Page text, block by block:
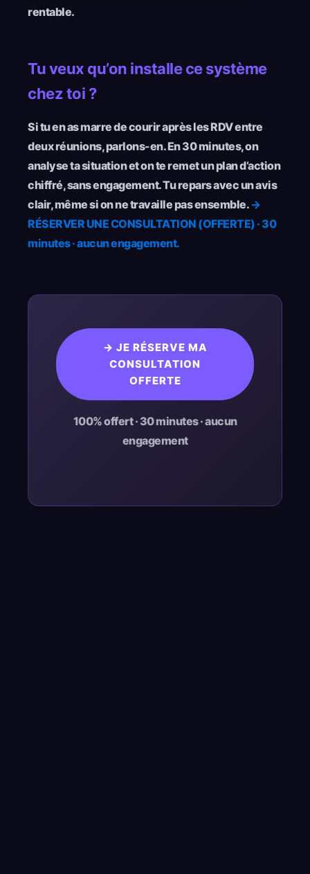
rentable.
Tu veux qu’on installe ce système
chez toi ?
Si tu en as marre de courir après les RDV entre
deux réunions, parlons-en. En 30 minutes, on
analyse ta situation et on te remet un plan d’action
chiffré, sans engagement. Tu repars avec un avis
clair, même si on ne travaille pas ensemble. →
RÉSERVER UNE CONSULTATION (OFFERTE) · 30
minutes · aucun engagement.
→ JE RÉSERVE MA
CONSULTATION
OFFERTE
100% offert · 30 minutes · aucun
engagement